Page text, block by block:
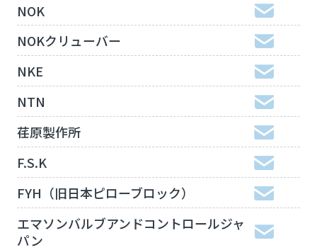
NOK
NOKクリューバー
NKE
NTN
荏原製作所
F.S.K
FYH（旧日本ピローブロック）
エマソンバルブアンドコントロールジャ
パン